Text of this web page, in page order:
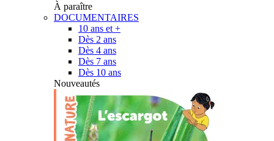
À paraître
DOCUMENTAIRES
10 ans et +
Dès 2 ans
Dès 4 ans
Dès 7 ans
Dès 10 ans
Nouveautés